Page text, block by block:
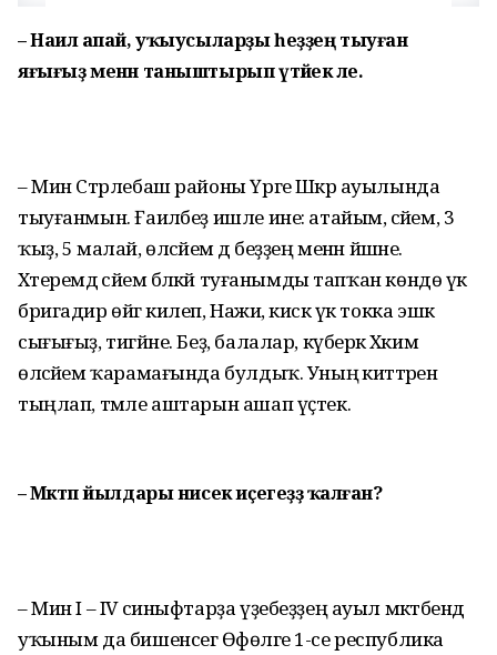
– Наилә апай, уҡыусыларҙы һеҙҙең тыуған
яғығыҙ менән таныштырып үтәйек әле.
– Мин Стәрлебаш районы Үрге Шәкәр ауылында
тыуғанмын. Ғаиләбеҙ ишле ине: атайым, әсәйем, 3
ҡыҙ, 5 малай, өләсәйем дә беҙҙең менән йәшәне.
Хәтеремдә әсәйем бәләкәй туғанымды тапҡан көндө үк
бригадир өйгә килеп, Нажиә, кискә үк токка эшкә
сығығыҙ, тигәйне. Беҙ, балалар, күберәк Хәкимә
өләсәйем ҡарамағында булдыҡ. Уның әкиәттәрен
тыңлап, тәмле аштарын ашап үҫтек.
– Мәктәп йылдары нисек иҫегеҙҙә ҡал­ған?
– Мин I – IV синыфтарҙа үҙебеҙҙең ауыл мәктәбендә
уҡыным да бишенсегә Өфөләге 1-се республика